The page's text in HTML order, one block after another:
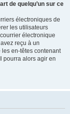
de quelqu’un sur ce
électroniques de
les utilisateurs
électronique
reçu à un
les en-têtes contenant
pourra alors agir en